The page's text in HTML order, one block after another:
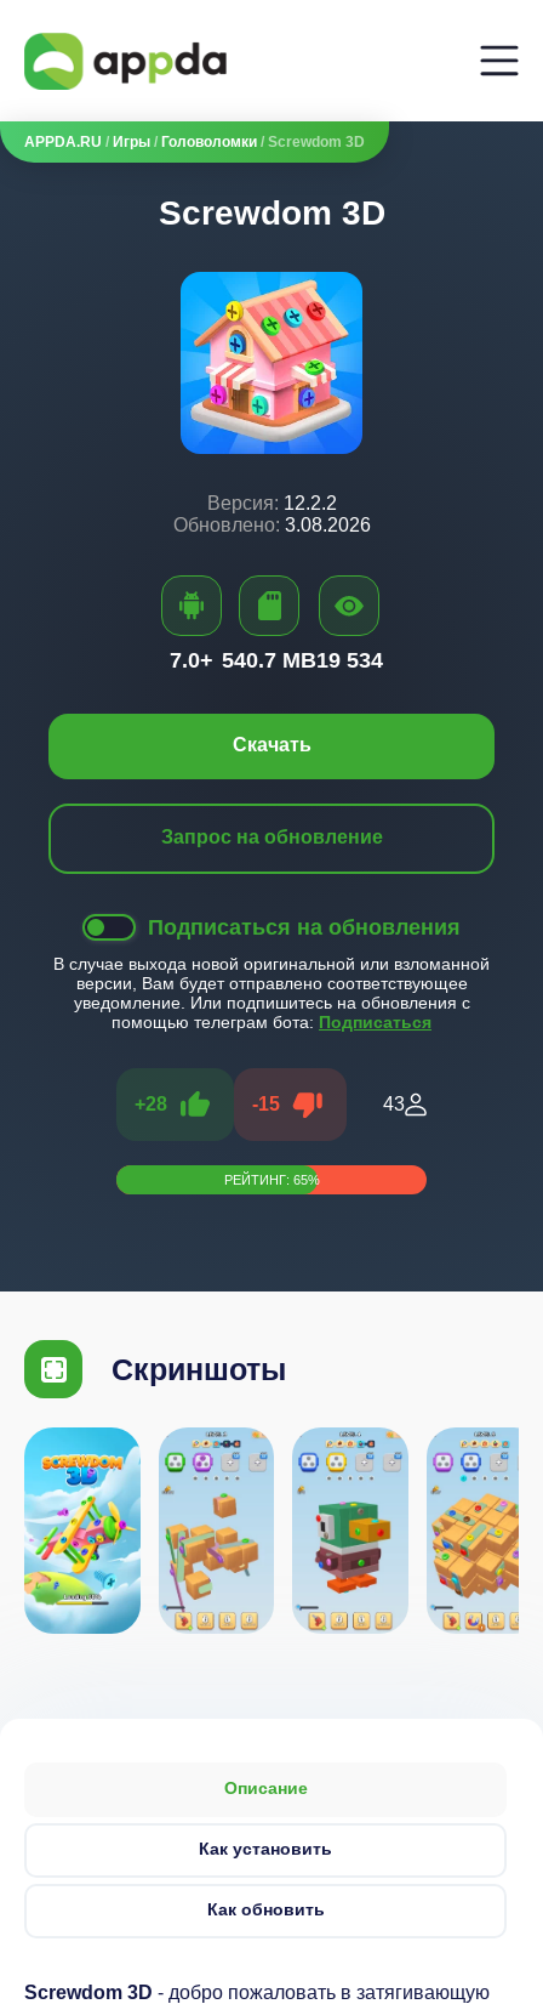
APPDA.RU / Игры / Головоломки / Screwdom 3D
Screwdom 3D
Версия: 12.2.2
Обновлено: 3.08.2026
Скачать
Запрос на обновление
Подписаться на обновления
В случае выхода новой оригинальной или взломанной
версии, Вам будет отправлено соответствующее
уведомление. Или подпишитесь на обновления с
помощью телеграм бота: Подписаться
+28 -15 43
РЕЙТИНГ: 65%
7.0+ 540.7 MB19 534
Скриншоты
Описание
Как установить
Как обновить
Screwdom 3D - добро пожаловать в затягивающую